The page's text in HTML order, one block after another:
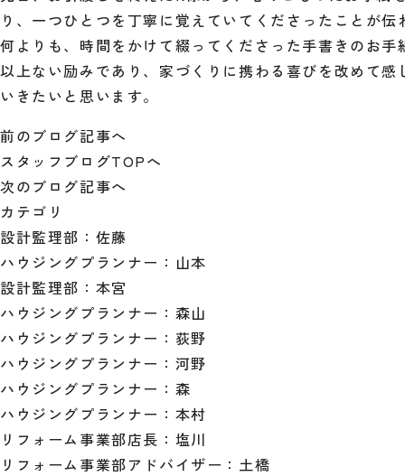
り、一つひとつを丁寧に覚えていてくださったことが伝
何よりも、時間をかけて綴ってくださった手書きのお
以上ない励みであり、家づくりに携わる喜びを改めて
いきたいと思います。
前のブログ記事へ
スタッフブログTOPへ
次のブログ記事へ
カテゴリ
設計監理部：佐藤
ハウジングプランナー：山本
設計監理部：本宮
ハウジングプランナー：森山
ハウジングプランナー：荻野
ハウジングプランナー：河野
ハウジングプランナー：森
ハウジングプランナー：本村
リフォーム事業部店長：塩川
リフォーム事業部アドバイザー：土橋